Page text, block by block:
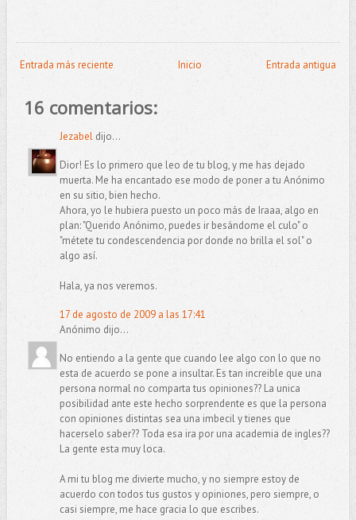
Entrada más reciente Entrada antigua
Inicio
16 comentarios:
Jezabeldijo...
Dior! Es lo primero que leo de tu blog, y me has dejado
muerta. Me ha encantado ese modo de poner a tu Anónimo
en su sitio, bien hecho.
Ahora, yo le hubiera puesto un poco más de Iraaa, algo en
plan: "Querido Anónimo, puedes ir besándome el culo" o
"métete tu condescendencia por donde no brilla el sol" o
algo así.
Hala, ya nos veremos.
17 de agosto de 2009 a las 17:41
Anónimo dijo...
No entiendo a la gente que cuando lee algo con lo que no
esta de acuerdo se pone a insultar. Es tan increible que una
persona normal no comparta tus opiniones?? La unica
posibilidad ante este hecho sorprendente es que la persona
con opiniones distintas sea una imbecil y tienes que
hacerselo saber?? Toda esa ira por una academia de ingles??
La gente esta muy loca.
A mi tu blog me divierte mucho, y no siempre estoy de
acuerdo con todos tus gustos y opiniones, pero siempre, o
casi siempre, me hace gracia lo que escribes.